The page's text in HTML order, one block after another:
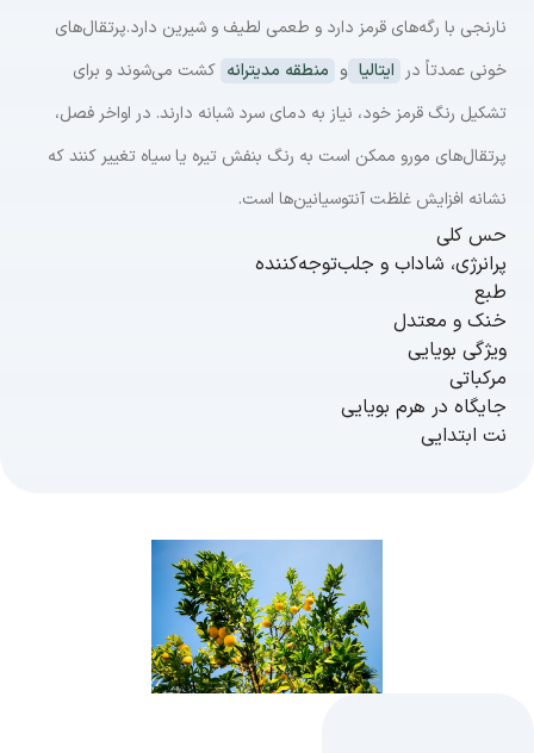
نارنجی با رگه‌های قرمز دارد و طعمی لطیف و شیرین دارد.پرتقال‌های
خونی عمدتاً در ایتالیا و منطقه مدیترانه کشت می‌شوند و برای
تشکیل رنگ قرمز خود، نیاز به دمای سرد شبانه دارند. در اواخر فصل،
پرتقال‌های مورو ممکن است به رنگ بنفش تیره یا سیاه تغییر کنند که
نشانه افزایش غلظت آنتوسیانین‌ها است.
حس کلی
پرانرژی، شاداب و جلب‌توجه‌کننده
طبع
خنک و معتدل
ویژگی بویایی
مرکباتی
جایگاه در هرم بویایی
نت ابتدایی